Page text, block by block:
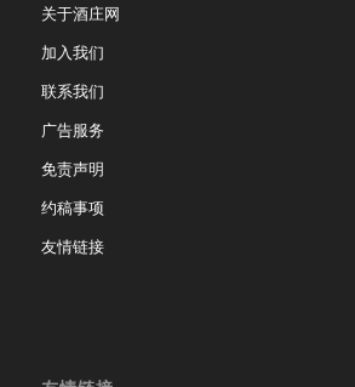
关于酒庄网
加入我们
联系我们
广告服务
免责声明
约稿事项
友情链接